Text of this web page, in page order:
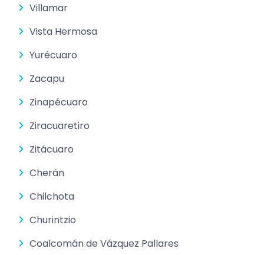
Villamar
Vista Hermosa
Yurécuaro
Zacapu
Zinapécuaro
Ziracuaretiro
Zitácuaro
Cherán
Chilchota
Churintzio
Coalcomán de Vázquez Pallares